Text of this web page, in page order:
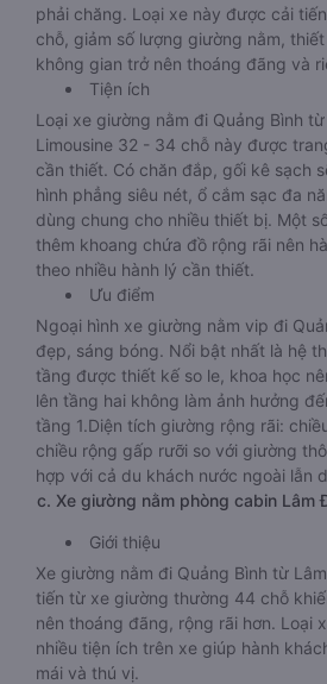
phải chăng. Loại xe này được cải
chỗ, giảm số lượng giường nằm,
không gian trở nên thoáng đãng và
Tiện ích
Loại xe giường nằm đi Quảng Bình
Limousine 32 - 34 chỗ này được
cần thiết. Có chăn đắp, gối kê sạch
hình phẳng siêu nét, ổ cắm sạc đa
dùng chung cho nhiều thiết bị. Một
thêm khoang chứa đồ rộng rãi nên
theo nhiều hành lý cần thiết.
Ưu điểm
Ngoại hình xe giường nằm vip đi
đẹp, sáng bóng. Nổi bật nhất là hệ
tầng được thiết kế so le, khoa học
lên tầng hai không làm ảnh hưởng
tầng 1.Diện tích giường rộng rãi:
chiều rộng gấp rưỡi so với giường
hợp với cả du khách nước ngoài lẫn
c. Xe giường nằm phòng cabin Lâm
Giới thiệu
Xe giường nằm đi Quảng Bình từ
tiến từ xe giường thường 44 chỗ
nên thoáng đãng, rộng rãi hơn. Loại
nhiều tiện ích trên xe giúp hành
mái và thú vị.